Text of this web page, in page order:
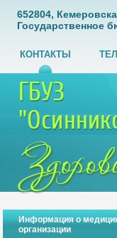
652804,
Государственное
КОНТАКТЫ
Информация о
организации